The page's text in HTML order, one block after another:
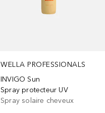
WELLA PROFESSIONALS
INVIGO Sun
Spray protecteur UV
Spray solaire cheveux